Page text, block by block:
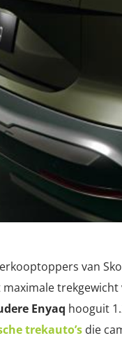
van
maximale
Enyaq hooguit
trekauto’s die